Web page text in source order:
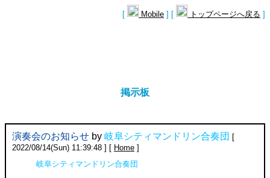
[ Mobile ] [ トップページへ戻る ]
掲示板
演奏会のお知らせ by 岐阜シティマンドリン合奏団 [
2022/08/14(Sun) 11:39:48 ] [ Home ]
岐阜シティマンドリン合奏団